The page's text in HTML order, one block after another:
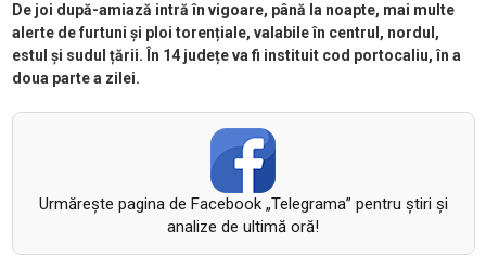
De joi după-amiază intră în vigoare, până la noapte, mai multe
alerte de furtuni și ploi torențiale, valabile în centrul, nordul,
estul și sudul țării. În 14 județe va fi instituit cod portocaliu, în a
doua parte a zilei.
Urmăreşte pagina de Facebook „Telegrama” pentru ştiri şi
analize de ultimă oră!